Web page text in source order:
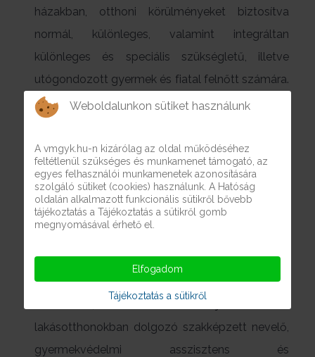
házakban, otthoni körülményeket biztosítva
normál, különleges, valamint integráltan
különleges és speciális szükségletű, illetve
utógondozott gyermek és fiatal felnőtt számára.
Az itt nevelkedő gyermekeknek a biztonság és a
felkészülhessenek az előttük álló felnőttkor
kihívásaira. Ezért célzottan törekszünk arra, hogy
az életkori sajátosságaiknak és képességeiknek,
valamint szükségleteiknek megfelelő oktatási-
habilitációs-, rehabilitációs foglalkozásokon túl a
neveltjeink képessé váljanak saját háztartás
vezetésére, az önálló életvitel elsajátítására is. A
lakásotthonokban dolgozó szakképzett nevelő,
gyermekvédelmi asszisztens és
Weboldalunkon sütiket használunk
A vmgyk.hu-n kizárólag az oldal működéséhez
feltétlenül szükséges és munkamenet támogató, az
egyes felhasználói munkamenetek azonosítására
szolgáló sütiket (cookies) használunk. A Hatóság
oldalán alkalmazott funkcionális sütikről bővebb
tájékoztatás a Tájékoztatás a sütikről gomb
megnyomásával érhető el.
Elfogadom
Tájékoztatás a sütikről